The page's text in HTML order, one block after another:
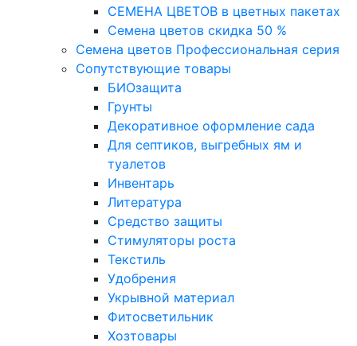
СЕМЕНА ЦВЕТОВ в цветных пакетах
Семена цветов скидка 50 %
Семена цветов Профессиональная серия
Сопутствующие товары
БИОзащита
Грунты
Декоративное оформление сада
Для септиков, выгребных ям и
туалетов
Инвентарь
Литература
Средство защиты
Стимуляторы роста
Текстиль
Удобрения
Укрывной материал
Фитосветильник
Хозтовары